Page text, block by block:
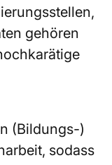
gehören
(Bildungs-)
sodass